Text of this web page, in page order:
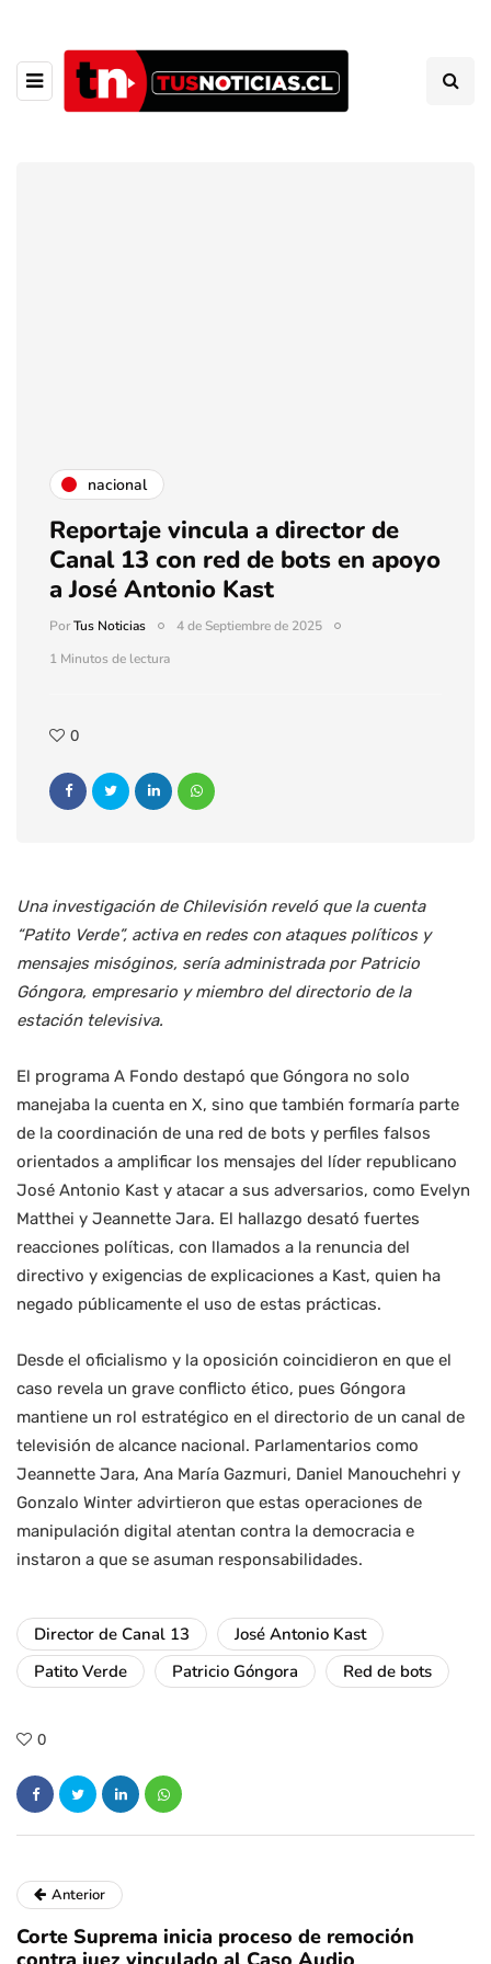
nacional
Reportaje vincula a director de
Canal 13 con red de bots en apoyo
a José Antonio Kast
PorTus Noticias
4 de Septiembre de 2025
1 Minutos de lectura
0
Una investigación de Chilevisión reveló que la cuenta
“Patito Verde”, activa en redes con ataques políticos y
mensajes misóginos, sería administrada por Patricio
Góngora, empresario y miembro del directorio de la
estación televisiva.
El programa A Fondo destapó que Góngora no solo
manejaba la cuenta en X, sino que también formaría parte
de la coordinación de una red de bots y perfiles falsos
orientados a amplificar los mensajes del líder republicano
José Antonio Kast y atacar a sus adversarios, como Evelyn
Matthei y Jeannette Jara. El hallazgo desató fuertes
reacciones políticas, con llamados a la renuncia del
directivo y exigencias de explicaciones a Kast, quien ha
negado públicamente el uso de estas prácticas.
Desde el oficialismo y la oposición coincidieron en que el
caso revela un grave conflicto ético, pues Góngora
mantiene un rol estratégico en el directorio de un canal de
televisión de alcance nacional. Parlamentarios como
Jeannette Jara, Ana María Gazmuri, Daniel Manouchehri y
Gonzalo Winter advirtieron que estas operaciones de
manipulación digital atentan contra la democracia e
instaron a que se asuman responsabilidades.
Director de Canal 13
José Antonio Kast
Patito Verde
Patricio Góngora Red de bots
0
Anterior
Corte Suprema inicia proceso de remoción